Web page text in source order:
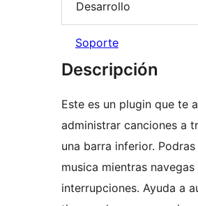
Desarrollo
Soporte
Descripción
Este es un plugin que te
administrar canciones a
una barra inferior.
musica mientras navegas
interrupciones. Ayuda a